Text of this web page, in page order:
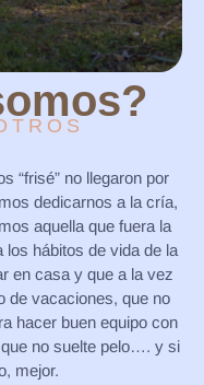
“frisé” no llegaron por
dedicarnos a la cría,
aquella que fuera la
los hábitos de vida de la
en casa y que a la vez
de vacaciones, que no
hacer buen equipo con
no suelte pelo…. y si
mejor.